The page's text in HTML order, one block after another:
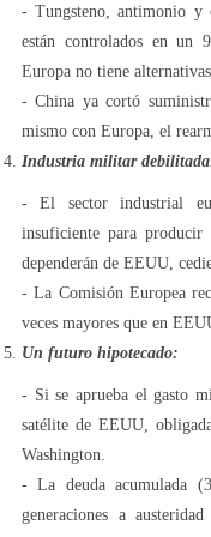
- Tungsteno, antimonio y
están controlados en un
Europa no tiene alternativas.
- China ya cortó
mismo con Europa, el
Industria militar
- El sector industrial
insuficiente para producir
dependerán de EEUU,
- La Comisión Europea
veces mayores que en
Un futuro hipotecado:
- Si se aprueba el gasto
satélite de EEUU,
Washington.
- La deuda acumulada
generaciones a